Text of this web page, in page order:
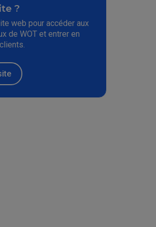
?
web pour accéder aux
de WOT et entrer en